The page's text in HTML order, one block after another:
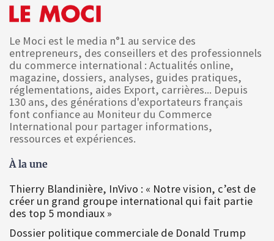
Le Moci est le media n°1 au service des
entrepreneurs, des conseillers et des professionnels
du commerce international : Actualités online,
magazine, dossiers, analyses, guides pratiques,
réglementations, aides Export, carrières... Depuis
130 ans, des générations d'exportateurs français
font confiance au Moniteur du Commerce
International pour partager informations,
ressources et expériences.
À la une
Thierry Blandinière, InVivo : « Notre vision, c’est de
créer un grand groupe international qui fait partie
des top 5 mondiaux »
Dossier politique commerciale de Donald Trump